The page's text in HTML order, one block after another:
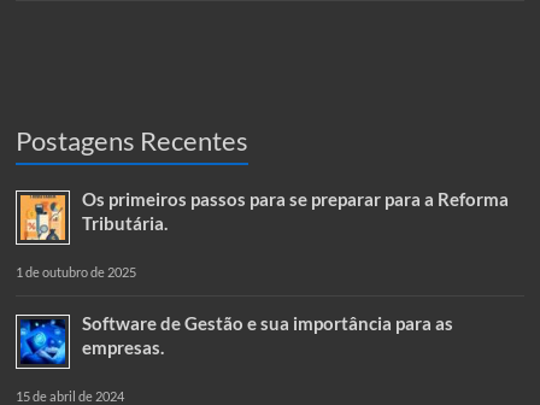
Postagens Recentes
Os primeiros passos para se preparar para a Reforma
Tributária.
1 de outubro de 2025
Software de Gestão e sua importância para as
empresas.
15 de abril de 2024